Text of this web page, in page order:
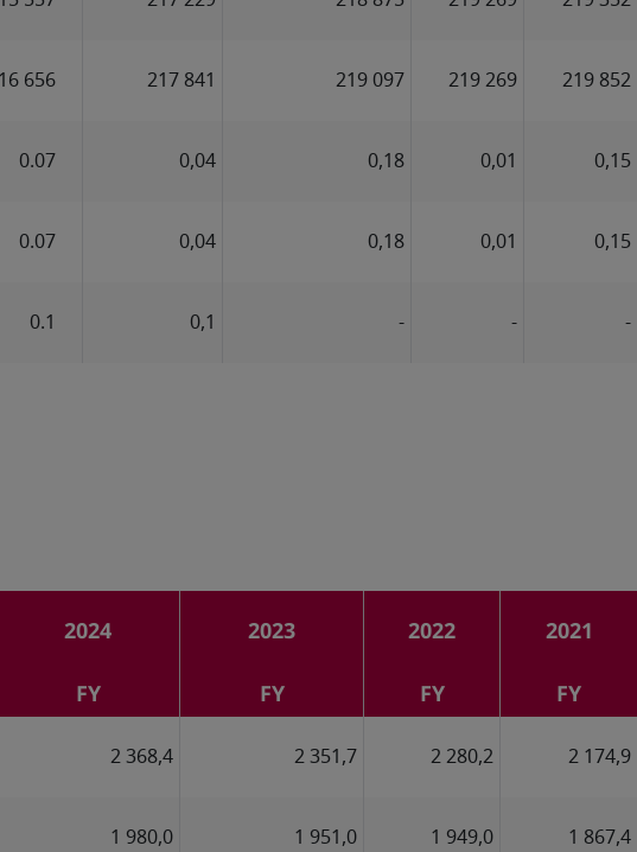
656 217 841 219 097 219 269 219 852
0.07 0,04 0,18 0,01 0,15
0.07 0,04 0,18 0,01 0,15
0.1 0,1 - - -
2024 2023 2022 2021
FY FY FY FY
2 368,4 2 351,7 2 280,2 2 174,9
1 980,0 1 951,0 1 949,0 1 867,4